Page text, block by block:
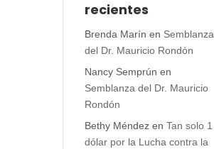
recientes
Brenda Marín en Semblanza
del Dr. Mauricio Rondón
Nancy Semprún en
Semblanza del Dr. Mauricio
Rondón
Bethy Méndez enTan solo 1
dólar por la Lucha contra la